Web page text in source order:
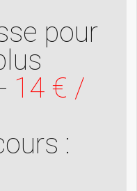
pour
14 € /
: